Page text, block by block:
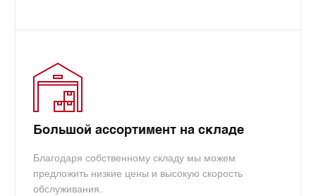
Большой ассортимент на складе
Благодаря собственному складу мы можем
предложить низкие цены и высокую скорость
обслуживания.